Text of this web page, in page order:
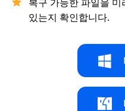
있는지 확인합니다.